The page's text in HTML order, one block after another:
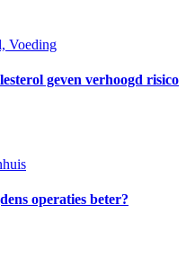
Voeding
geven verhoogd risico
operaties beter?